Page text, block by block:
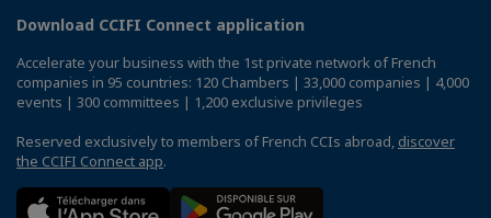
Download CCIFI Connect application
Accelerate your business with the 1st private network of French
companies in 95 countries: 120 Chambers | 33,000 companies | 4,000
events | 300 committees | 1,200 exclusive privileges
Reserved exclusively to members of French CCIs abroad, discover
the CCIFI Connect app.